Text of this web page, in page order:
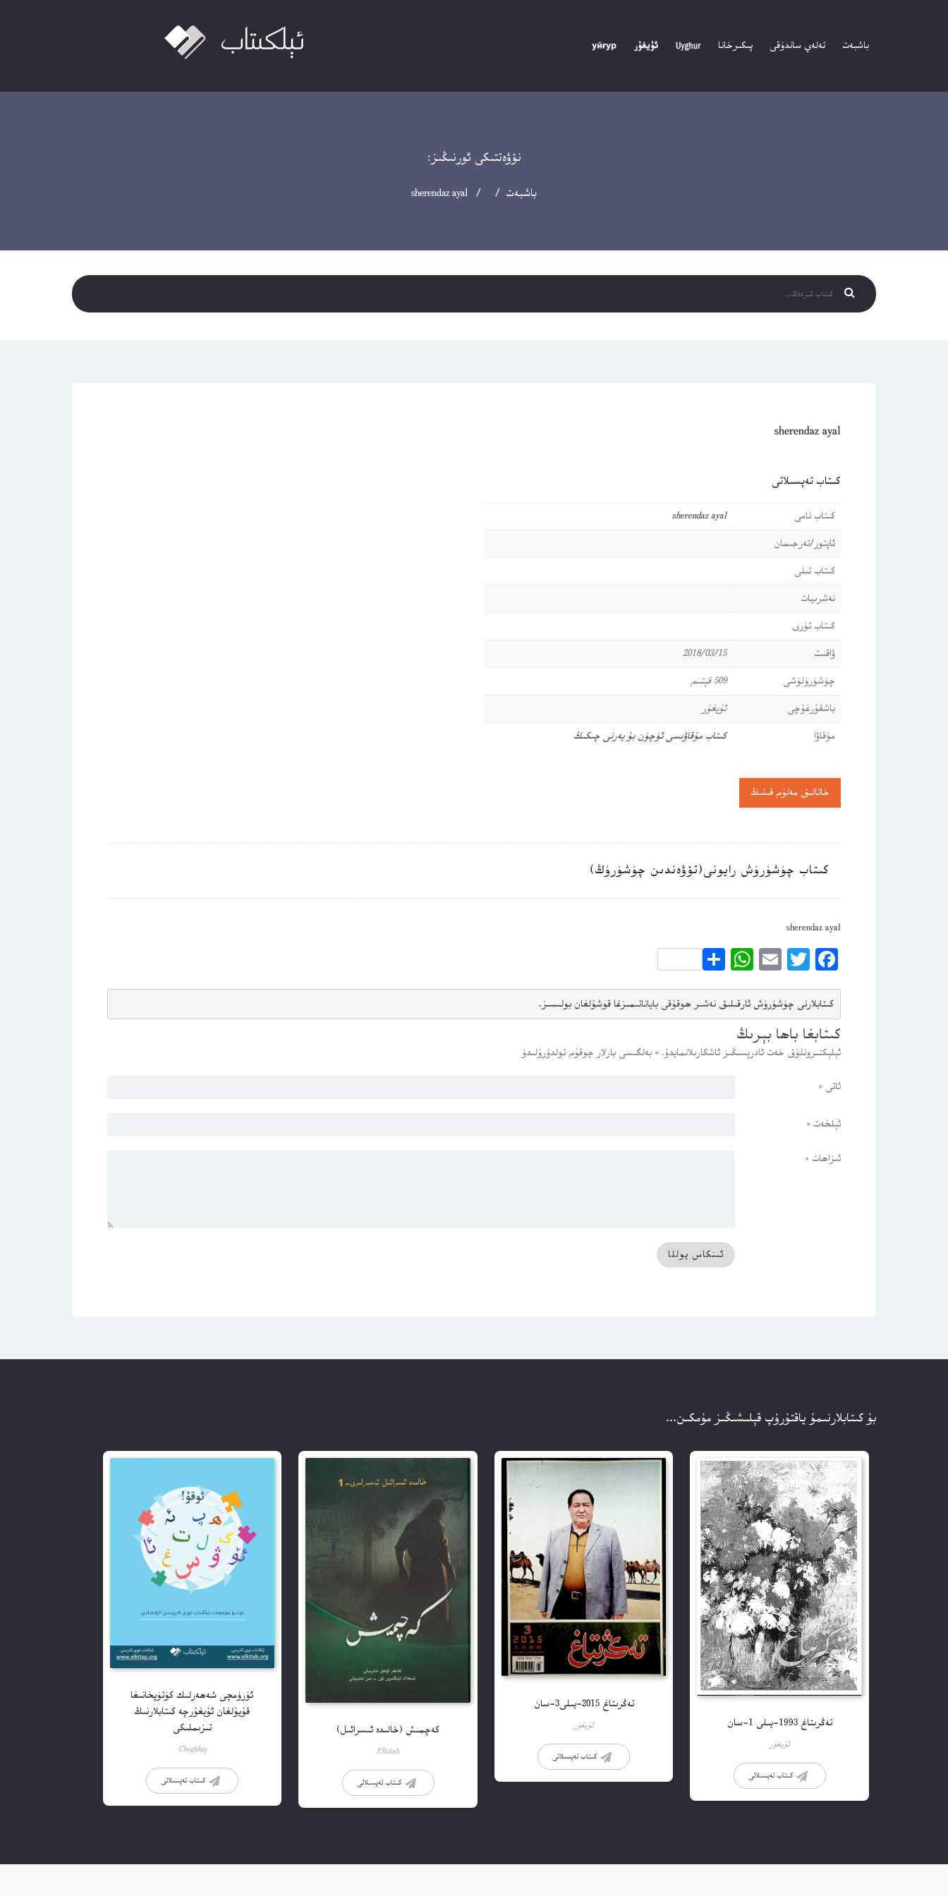
باشبەت تەلەي ساندۇقى پىكىرخانا
نۆۋەتتىكى ئورنىڭىز:
باشبەت / / sherendaz ayal
sherendaz ayal
كىتاب تەپسىلاتى
كىتاب نامى
sherendaz ayal
ئاپتور/تەرجىمان
كىتاب تىلى
نەشرىيات
كىتاب تۈرى
ۋاقىت
2018/03/15
چۈشۈرۈلۈشى
509 قېتىم
باشقۇرغۇچى
ئۇيغۇر
مۇقاۋا
كىتاب مۇقاۋىسى ئۈچۈن بۇ يەرنى چىكىڭ
خاتالىق مەلۇم قىلىڭ
كىتاب چۈشۈرۈش رايونى(تۆۋەندىن چۈشۈرۈڭ)
sherendaz ayal
Facebook
Twitter
Email
WhatsApp
Share
كىتابلارنى چۈشۈرۈش ئارقىلىق نەشىر ھوقۇقى باياناتىمىزغا قوشۇلغان بولىسىز.
كىتابغا باھا بېرىڭ
ئېلېكتىرونلۇق خەت ئادرېسىڭىز ئاشكارىلانمايدۇ. * بەلگىسى بارلار چوقۇم تولدۇرۇلىدۇ
ئاتى *
ئېلخەت *
ئىزاھات *
بۇ كىتابلارنىمۇ ياقتۇرۇپ قېلىشىڭىز مۇمكىن...
تەڭرىتاغ 1993-يىلى 1-سان
ئۇيغۇر
كىتاب تەپسىلاتى
تەڭرىتاغ 2015-يىلى3-سان
ئۇيغۇر
كىتاب تەپسىلاتى
كەچمىش (خالىدە ئىسرائىل)
Elkitab
كىتاب تەپسىلاتى
ئۈرۈمچى شەھەرلىك كۈتۈپخانىغا
قۇيۇلغان ئۇيغۇرچە كىتابلارنىڭ
تىزىملىكى
Choghluq
كىتاب تەپسىلاتى